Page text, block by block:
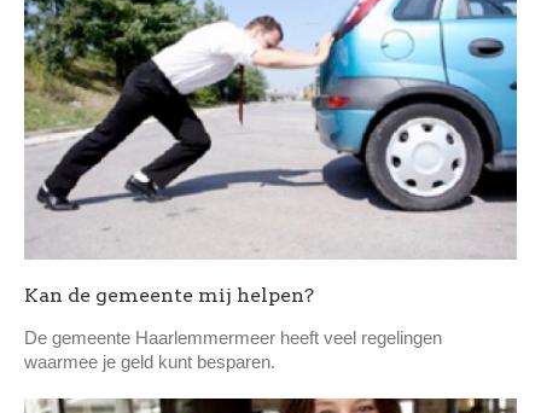
Kan de gemeente mij helpen?
De gemeente Haarlemmermeer heeft veel regelingen
waarmee je geld kunt besparen.